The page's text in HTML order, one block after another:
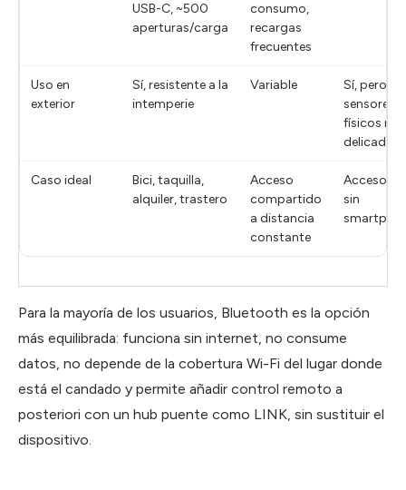
USB-C, ~500
aperturas/carga
consumo,
recargas
frecuentes
Uso en
exterior
Sí, resistente a la
intemperie
Variable
Sí, pero
sensores
físicos
delicados
Caso ideal
Bici, taquilla,
alquiler, trastero
Acceso
compartido
a distancia
constante
Acceso
sin
Para la mayoría de los usuarios, Bluetooth es la opción
más equilibrada: funciona sin internet, no consume
datos, no depende de la cobertura Wi-Fi del lugar donde
está el candado y permite añadir control remoto a
posteriori con un hub puente como LINK, sin sustituir el
dispositivo.